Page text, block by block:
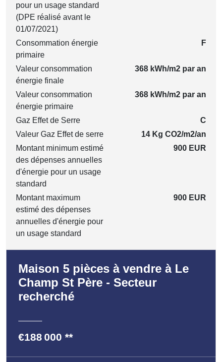
pour un usage standard
(DPE réalisé avant le
01/07/2021)
Consommation énergie
primaire
F
Valeur consommation
énergie finale
368 kWh/m2 par an
Valeur consommation
énergie primaire
368 kWh/m2 par an
Gaz Effet de Serre
C
Valeur Gaz Effet de serre
14 Kg CO2/m2/an
Montant minimum estimé
des dépenses annuelles
d'énergie pour un usage
standard
900 EUR
Montant maximum
estimé des dépenses
annuelles d'énergie pour
un usage standard
900 EUR
Maison 5 pièces à vendre à Le
Champ St Père - Secteur
recherché
€188 000 **